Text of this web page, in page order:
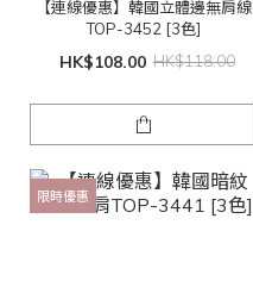
【連線優惠】韓國立體邊無肩線
TOP-3452 [3色]
HK$108.00 HK$118.00
限時優惠